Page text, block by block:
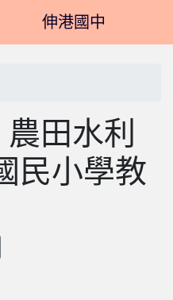
伸港國中
田水利
民小學教